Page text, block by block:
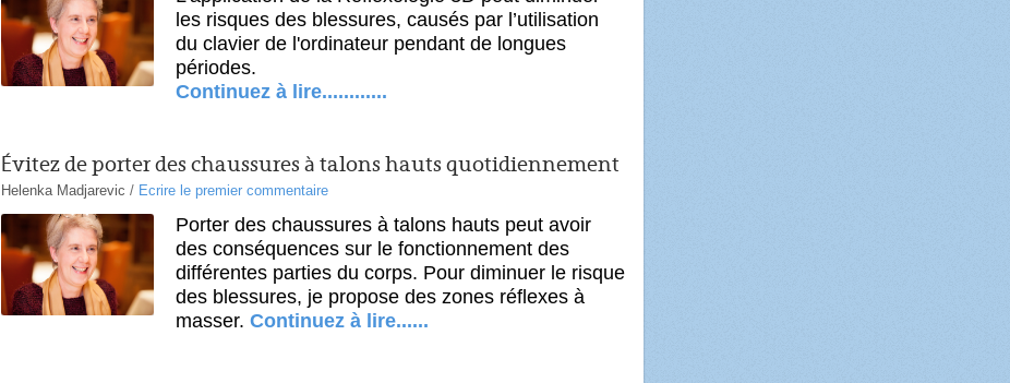
les risques des blessures, causés par l’utilisation
du clavier de l'ordinateur pendant de longues
périodes.
Continuez à lire............
Évitez de porter des chaussures à talons hauts quotidiennement
Helenka Madjarevic / Ecrire le premier commentaire
Porter des chaussures à talons hauts peut avoir
des conséquences sur le fonctionnement des
différentes parties du corps. Pour diminuer le risque
des blessures, je propose des zones réflexes à
masser. Continuez à lire......